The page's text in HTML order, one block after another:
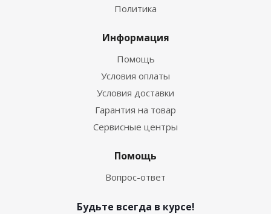
Политика
Информация
Помощь
Условия оплаты
Условия доставки
Гарантия на товар
Сервисные центры
Помощь
Вопрос-ответ
Будьте всегда в курсе!